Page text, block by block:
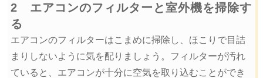
2 エアコンのフィルターと室外機を掃除す
る
エアコンのフィルターはこまめに掃除し、ほこりで目詰
まりしないように気を配りましょう。フィルターが汚れ
ていると、エアコンが十分に空気を取り込むことができ